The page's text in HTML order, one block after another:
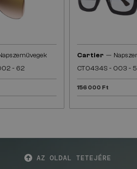
- 62
Cartier —
CT0434S - 003 -
156 000 Ft
AZ OLDAL TETEJÉRE